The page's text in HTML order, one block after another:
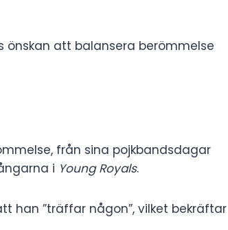
önskan att balansera berömmelse
från sina pojkbandsdagar
i Young Royals.
han ”träffar någon”, vilket bekräftar